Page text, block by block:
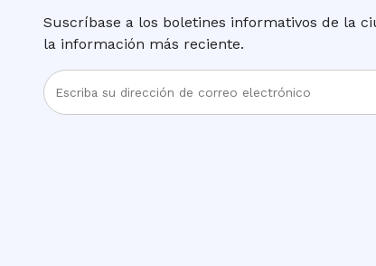
Suscríbase a los boletines informativos de la
la información más reciente.
Ingrese
la